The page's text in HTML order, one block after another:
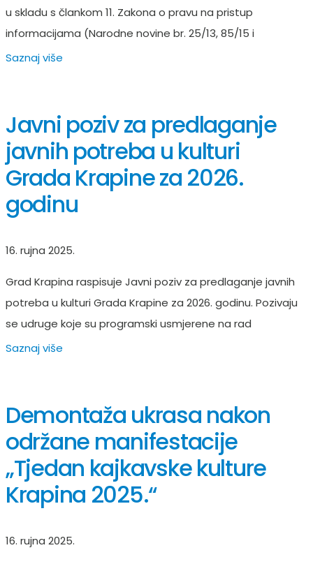
u skladu s člankom 11. Zakona o pravu na pristup
informacijama (Narodne novine br. 25/13, 85/15 i
Saznaj više
Javni poziv za predlaganje
javnih potreba u kulturi
Grada Krapine za 2026.
godinu
16. rujna 2025.
Grad Krapina raspisuje Javni poziv za predlaganje javnih
potreba u kulturi Grada Krapine za 2026. godinu. Pozivaju
se udruge koje su programski usmjerene na rad
Saznaj više
Demontaža ukrasa nakon
održane manifestacije
„Tjedan kajkavske kulture
Krapina 2025.“
16. rujna 2025.